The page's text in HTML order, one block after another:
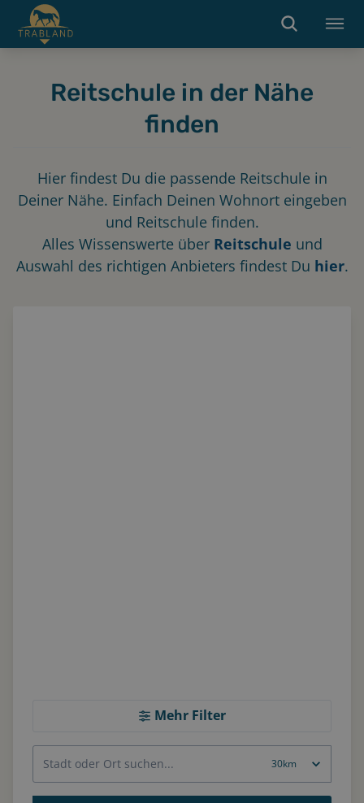
Reitschule in der Nähe
finden
Hier findest Du die passende Reitschule in
Deiner Nähe. Einfach Deinen Wohnort eingeben
und Reitschule finden.
Alles Wissenswerte über Reitschule und
Auswahl des richtigen Anbieters findest Du hier.
Mehr Filter